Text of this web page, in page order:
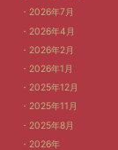
2026年7月
2026年4月
2026年2月
2026年1月
2025年12月
2025年11月
2025年8月
2026年